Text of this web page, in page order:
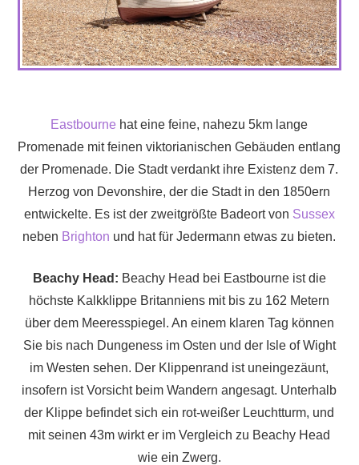
Eastbourne hat eine feine, nahezu 5km lange
Promenade mit feinen viktorianischen Gebäuden entlang
der Promenade. Die Stadt verdankt ihre Existenz dem 7.
Herzog von Devonshire, der die Stadt in den 1850ern
entwickelte. Es ist der zweitgrößte Badeort von Sussex
neben Brighton und hat für Jedermann etwas zu bieten.
Beachy Head: Beachy Head bei Eastbourne ist die
höchste Kalkklippe Britanniens mit bis zu 162 Metern
über dem Meeresspiegel. An einem klaren Tag können
Sie bis nach Dungeness im Osten und der Isle of Wight
im Westen sehen. Der Klippenrand ist uneingezäunt,
insofern ist Vorsicht beim Wandern angesagt. Unterhalb
der Klippe befindet sich ein rot-weißer Leuchtturm, und
mit seinen 43m wirkt er im Vergleich zu Beachy Head
wie ein Zwerg.